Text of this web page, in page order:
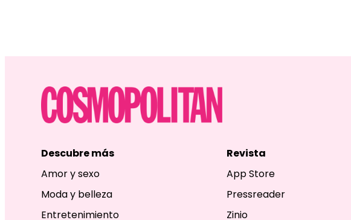
Descubre más
Amor y sexo
Moda y belleza
Entretenimiento
Revista
App Store
Pressreader
Zinio